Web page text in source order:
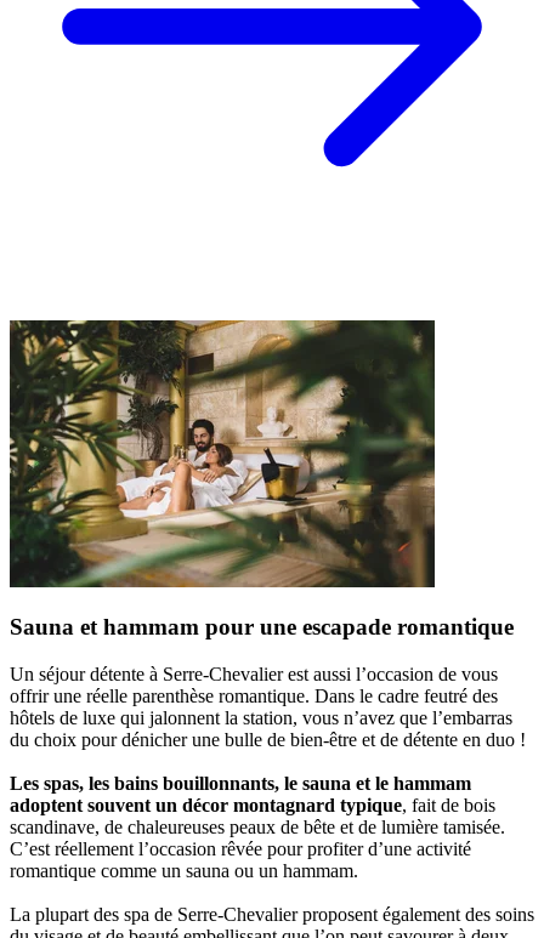
Sauna et hammam pour une escapade romantique
Un séjour détente à Serre-Chevalier est aussi l’occasion de vous
offrir une réelle parenthèse romantique. Dans le cadre feutré des
hôtels de luxe qui jalonnent la station, vous n’avez que l’embarras
du choix pour dénicher une bulle de bien-être et de détente en duo !
Les spas, les bains bouillonnants, le sauna et le hammam
adoptent souvent un décor montagnard typique, fait de bois
scandinave, de chaleureuses peaux de bête et de lumière tamisée.
C’est réellement l’occasion rêvée pour profiter d’une activité
romantique comme un sauna ou un hammam.
La plupart des spa de Serre-Chevalier proposent également des soins